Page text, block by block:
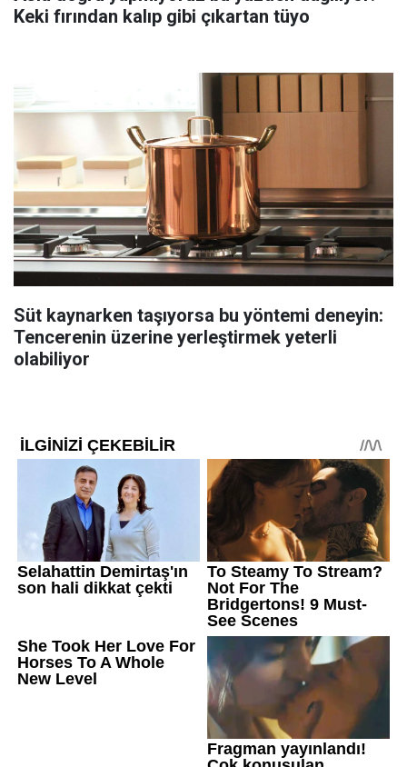
Keki fırından kalıp gibi çıkartan tüyo
Süt kaynarken taşıyorsa bu yöntemi deneyin:
Tencerenin üzerine yerleştirmek yeterli
olabiliyor